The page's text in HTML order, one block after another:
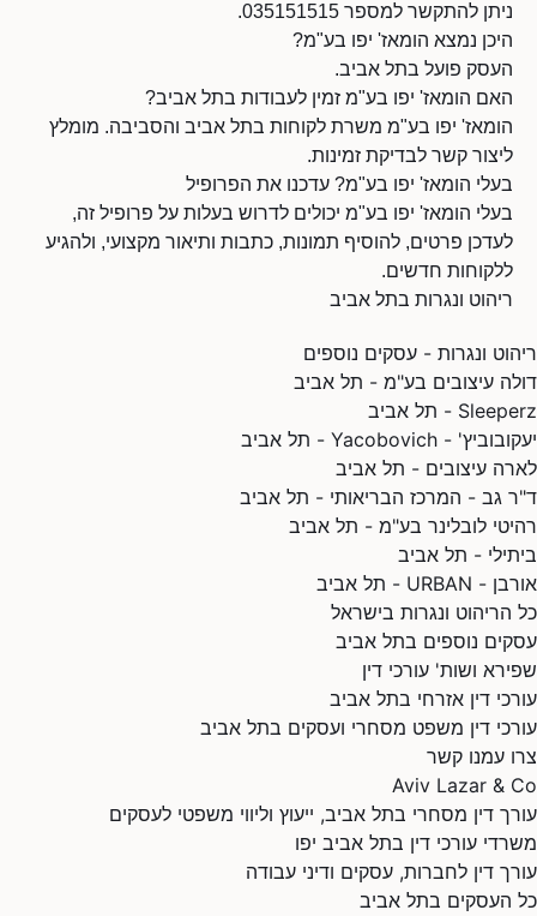
ניתן להתקשר למספר 035151515.
היכן נמצא הומאז' יפו בע"מ?
העסק פועל בתל אביב.
האם הומאז' יפו בע"מ זמין לעבודות בתל אביב?
הומאז' יפו בע"מ משרת לקוחות בתל אביב והסביבה. מומלץ
ליצור קשר לבדיקת זמינות.
בעלי הומאז' יפו בע"מ? עדכנו את הפרופיל
בעלי הומאז' יפו בע"מ יכולים לדרוש בעלות על פרופיל זה,
לעדכן פרטים, להוסיף תמונות, כתבות ותיאור מקצועי, ולהגיע
ללקוחות חדשים.
ריהוט ונגרות בתל אביב
ריהוט ונגרות - עסקים נוספים
דולה עיצובים בע"מ - תל אביב
Sleeperz - תל אביב
יעקובוביץ' - Yacobovich - תל אביב
לארה עיצובים - תל אביב
ד"ר גב - המרכז הבריאותי - תל אביב
רהיטי לובלינר בע"מ - תל אביב
ביתילי - תל אביב
אורבן - URBAN - תל אביב
כל הריהוט ונגרות בישראל
עסקים נוספים בתל אביב
שפירא ושות' עורכי דין
עורכי דין אזרחי בתל אביב
עורכי דין משפט מסחרי ועסקים בתל אביב
צרו עמנו קשר
Aviv Lazar & Co
עורך דין מסחרי בתל אביב, ייעוץ וליווי משפטי לעסקים
משרדי עורכי דין בתל אביב יפו
עורך דין לחברות, עסקים ודיני עבודה
כל העסקים בתל אביב